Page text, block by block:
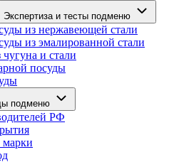
Экспертиза и тесты подменю
из нержавеющей стали
из эмалированной стали
и стали
посуды
подменю
РФ
марки